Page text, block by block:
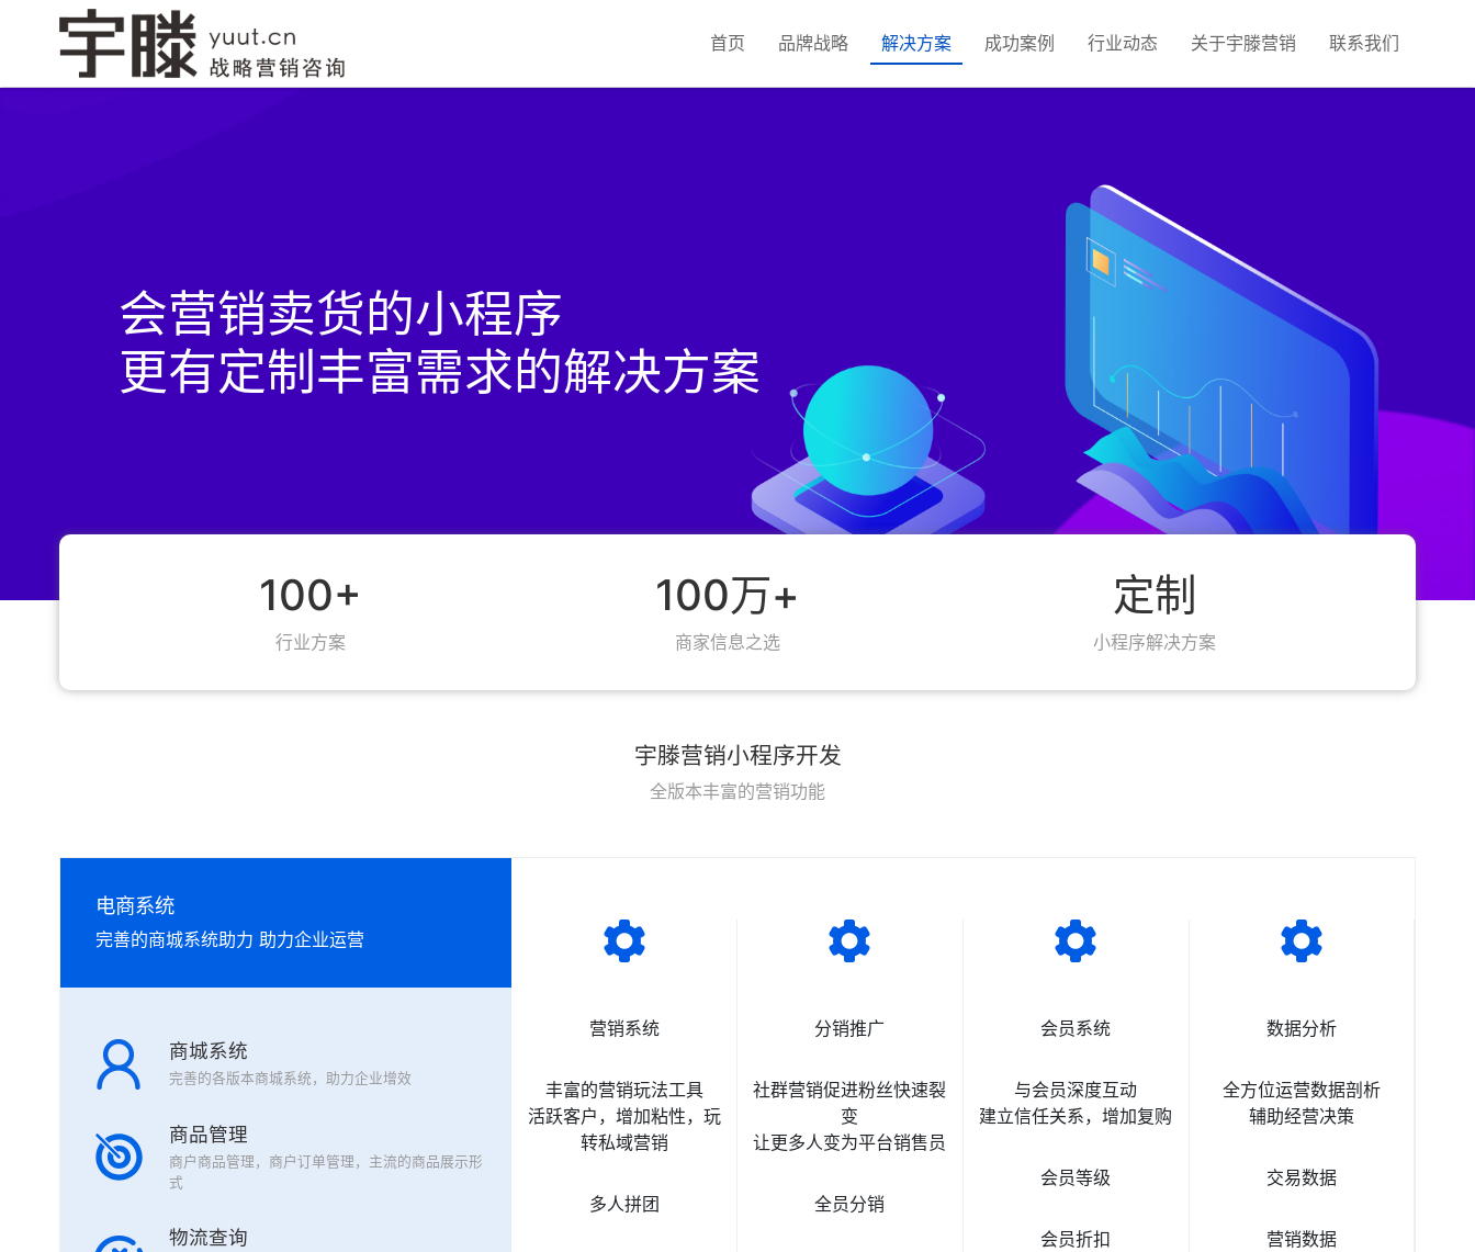
首页 品牌战略 解决方案 成功案例 行业动态 关于宇滕营销 联系我们
会营销卖货的小程序
更有定制丰富需求的解决方案
100+
行业方案
100万+
商家信息之选
定制
小程序解决方案
宇滕营销小程序开发
全版本丰富的营销功能
电商系统
完善的商城系统助力 助力企业运营
商城系统
完善的各版本商城系统，助力企业增效
商品管理
商户商品管理，商户订单管理，主流的商品展示形
式
物流查询
营销系统
丰富的营销玩法工具
活跃客户，增加粘性，玩
转私域营销
多人拼团
分销推广
社群营销促进粉丝快速裂
变
让更多人变为平台销售员
全员分销
会员系统
与会员深度互动
建立信任关系，增加复购
会员等级
会员折扣
数据分析
全方位运营数据剖析
辅助经营决策
交易数据
营销数据